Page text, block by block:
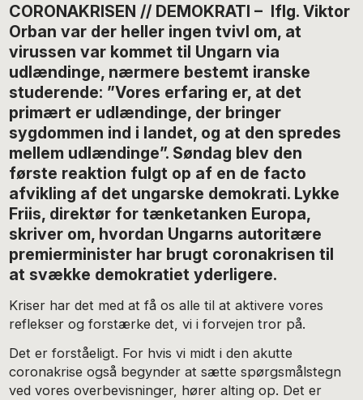
CORONAKRISEN // DEMOKRATI – Iflg. Viktor
Orban var der heller ingen tvivl om, at
virussen var kommet til Ungarn via
udlændinge, nærmere bestemt iranske
studerende: ”Vores erfaring er, at det
primært er udlændinge, der bringer
sygdommen ind i landet, og at den spredes
mellem udlændinge”. Søndag blev den
første reaktion fulgt op af en de facto
afvikling af det ungarske demokrati. Lykke
Friis, direktør for tænketanken Europa,
skriver om, hvordan Ungarns autoritære
premierminister har brugt coronakrisen til
at svække demokratiet yderligere.
Kriser har det med at få os alle til at aktivere vores
reflekser og forstærke det, vi i forvejen tror på.
Det er forståeligt. For hvis vi midt i den akutte
coronakrise også begynder at sætte spørgsmålstegn
ved vores overbevisninger, hører alting op. Det er